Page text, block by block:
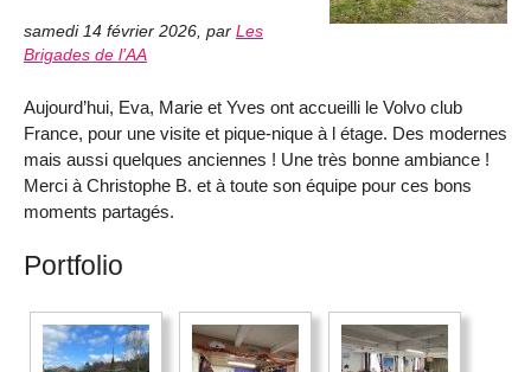
samedi 14 février 2026, par Les
Brigades de l’AA
Aujourd’hui, Eva, Marie et Yves ont accueilli le Volvo club
France, pour une visite et pique-nique à l étage. Des modernes
mais aussi quelques anciennes ! Une très bonne ambiance !
Merci à Christophe B. et à toute son équipe pour ces bons
moments partagés.
Portfolio